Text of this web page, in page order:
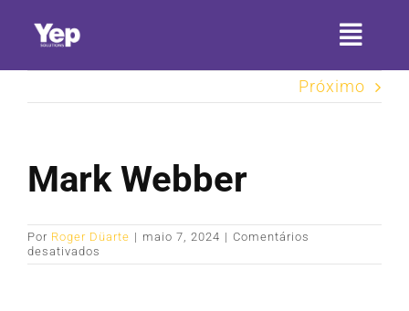
para
conteúdo
HOME
SERVIÇOS
Próximo
Mark Webber
Por Roger Düarte | maio 7, 2024 | Comentários
desativados
Mark